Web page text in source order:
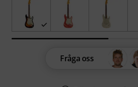
Fråga oss